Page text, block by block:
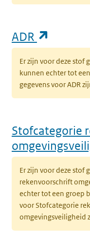
ADR
Er zijn voor deze stof
kunnen echter tot
gegevens voor ADR
Stofcategorie
Er zijn voor deze stof
rekenvoorschrift
echter tot een groep
voor Stofcategorie
omgevingsveiligheid